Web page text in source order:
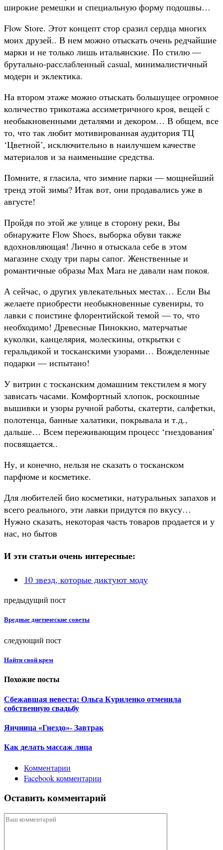
широкие ремешки и специальную форму подошвы…
Flow Store. Этот концепт стор сразил сердца многих
моих друзей.. В нем можно отыскать очень редчайшие
марки и не только лишь итальянские. По стилю —
брутально-расслабленный casual, минималистичный
модерн и эклектика.
На втором этаже можно отыскать большущее огромное
количество трикотажа ассиметричного кроя, вещей с
необыкновенными деталями и декором… В общем, все
то, что так любит мотивированная аудитория ТЦ
‘Цветной’, исключительно в наилучшем качестве
материалов и за наименьшие средства.
Помните, я гласила, что зимние парки — мощнейший
тренд этой зимы? Итак вот, они продавались уже в
августе!
Пройдя по этой же улице в сторону реки, Вы
обнаружите Flow Shoes, выборка обуви также
вдохновляющая! Лично я отыскала себе в этом
магазине сходу три пары сапог. Женственные и
романтичные образы Max Mara не давали нам покоя.
А сейчас, о других увлекательных местах… Если Вы
желаете приобрести необыкновенные сувениры, то
лавки с поистине флорентийской темой — то, что
необходимо! Древесные Пиноккио, матерчатые
куколки, канцелярия, молескины, открытки с
геральдикой и тосканскими узорами… Вожделенные
подарки — испытано!
У витрин с тосканским домашним текстилем я могу
зависать часами. Комфортный хлопок, роскошные
вышивки и узоры ручной работы, скатерти, салфетки,
полотенца, банные халатики, покрывала и т.д.,
дальше… Всем переживающим процесс ‘гнездования’
посвящается..
Ну, и конечно, нельзя не сказать о тосканском
парфюме и косметике.
Для любителей био косметики, натуральных запахов и
всего реального, эти лавки придутся по вкусу…
Нужно сказать, некоторая часть товаров продается и у
нас, но бытов
И эти статьи очень интересные:
10 звезд, которые диктуют моду
предыдущий пост
Вредные диетические советы
следующий пост
Найти свой крем
Похожие посты
Сбежавшая невеста: Ольга Куриленко отменила
собственную свадьбу
Яичница «Гнездо»- Завтрак
Как делать массаж лица
Комментарии
Facebook комментарии
Оставить комментарий